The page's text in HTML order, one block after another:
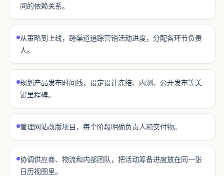
间的依赖关系。
从策略到上线，跨渠道追踪营销活动进度，分配各环节负责
人。
规划产品发布时间线，设定设计冻结、内测、公开发布等关
键里程碑。
管理网站改版项目，每个阶段明确负责人和交付物。
协调供应商、物流和内部团队，把活动筹备进度放在同一张
日历视图里。